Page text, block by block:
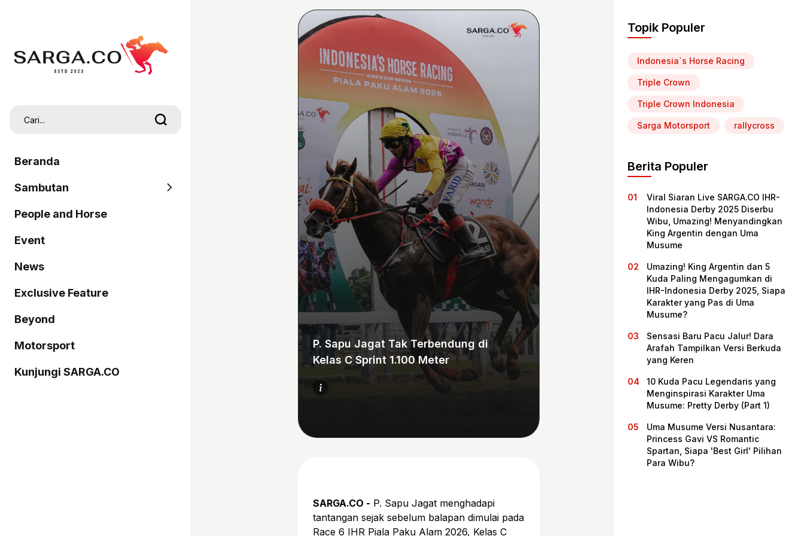
Beranda
Sambutan
SARGA
Pordasi
People and Horse
Event
News
Exclusive Feature
Beyond
Motorsport
Kunjungi SARGA.CO
P. Sapu Jagat Tak Terbendung di
Kelas C Sprint 1.100 Meter
SARGA.CO - P. Sapu Jagat menghadapi
tantangan sejak sebelum balapan dimulai pada
Race 6 IHR Piala Paku Alam 2026, Kelas C
Topik Populer
Indonesia`s Horse Racing
Triple Crown
Triple Crown Indonesia
Sarga Motorsport rallycross
Berita Populer
Viral Siaran Live SARGA.CO IHR-
Indonesia Derby 2025 Diserbu
Wibu, Umazing! Menyandingkan
King Argentin dengan Uma
Musume
Umazing! King Argentin dan 5
Kuda Paling Mengagumkan di
IHR-Indonesia Derby 2025, Siapa
Karakter yang Pas di Uma
Musume?
Sensasi Baru Pacu Jalur! Dara
Arafah Tampilkan Versi Berkuda
yang Keren
10 Kuda Pacu Legendaris yang
Menginspirasi Karakter Uma
Musume: Pretty Derby (Part 1)
Uma Musume Versi Nusantara:
Princess Gavi VS Romantic
Spartan, Siapa 'Best Girl' Pilihan
Para Wibu?